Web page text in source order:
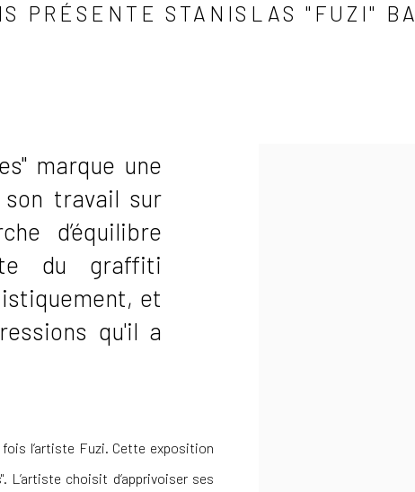
PRÉSENTE STANISLAS "FUZI"
marque une
travail sur
d’équilibre
du graffiti
et
qu'il a
l’artiste Fuzi. Cette exposition
L’artiste choisit d’apprivoiser ses